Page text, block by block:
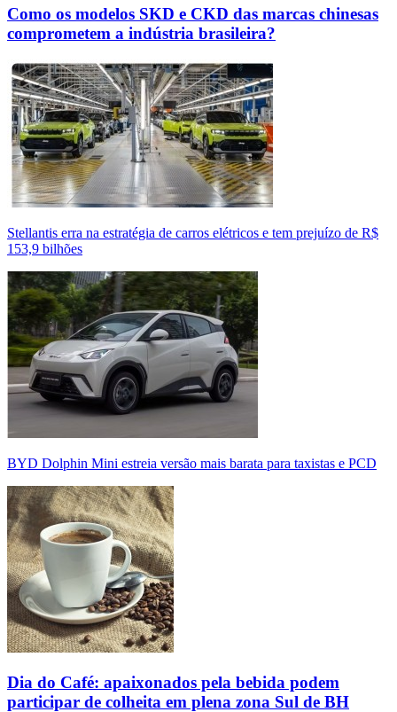
Como os modelos SKD e CKD das marcas chinesas
comprometem a indústria brasileira?
Stellantis erra na estratégia de carros elétricos e tem prejuízo de R$
153,9 bilhões
BYD Dolphin Mini estreia versão mais barata para taxistas e PCD
Dia do Café: apaixonados pela bebida podem
participar de colheita em plena zona Sul de BH